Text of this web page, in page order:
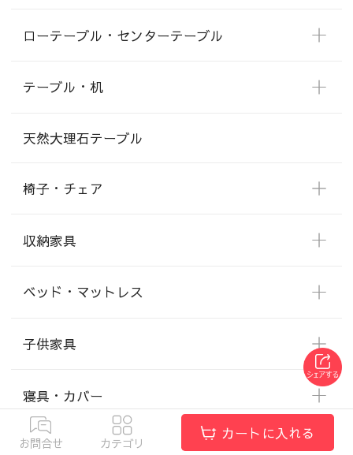
ローテーブル・センターテーブル
テーブル・机
天然大理石テーブル
椅子・チェア
収納家具
ベッド・マットレス
子供家具
寝具・カバー
お急ぎ便商品
お問合せ カテゴリ
カートに入れる